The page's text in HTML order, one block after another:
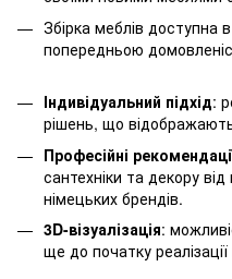
Збірка меблів доступна
попередньою
Індивідуальний підхід:
рішень, що
Професійні
сантехніки та декору від
німецьких брендів.
3D-візуалізація:
ще до початку